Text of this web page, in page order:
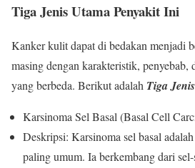
Tiga Jenis Utama Penyakit Ini
Kanker kulit dapat di bedakan menjadi
masing dengan karakteristik, penyebab,
yang berbeda. Berikut adalah Tiga
Karsinoma Sel Basal (Basal Cell
Deskripsi: Karsinoma sel basal
paling umum. Ia berkembang dari